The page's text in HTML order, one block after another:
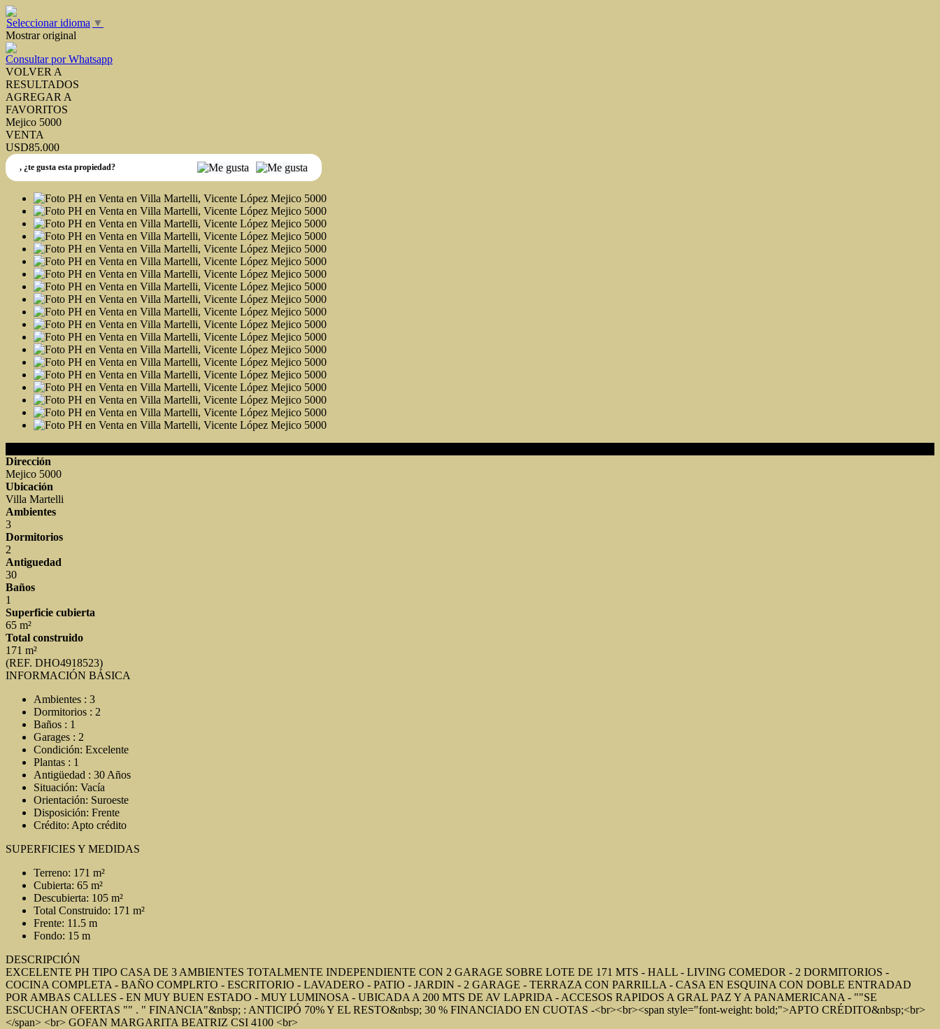
Seleccionar idioma ▼
Mostrar original
Consultar por Whatsapp
VOLVER A
RESULTADOS
AGREGAR A
FAVORITOS
Mejico 5000
VENTA
USD85.000
, ¿te gusta esta propiedad?
Dirección
Mejico 5000
Ubicación
Villa Martelli
Ambientes
3
Dormitorios
2
Antiguedad
30
Baños
1
Superficie cubierta
65 m²
Total construido
171 m²
(REF. DHO4918523)
INFORMACIÓN BÁSICA
Ambientes : 3
Dormitorios : 2
Baños : 1
Garages : 2
Condición: Excelente
Plantas : 1
Antigüedad : 30 Años
Situación: Vacía
Orientación: Suroeste
Disposición: Frente
Crédito: Apto crédito
SUPERFICIES Y MEDIDAS
Terreno: 171 m²
Cubierta: 65 m²
Descubierta: 105 m²
Total Construido: 171 m²
Frente: 11.5 m
Fondo: 15 m
DESCRIPCIÓN
EXCELENTE PH TIPO CASA DE 3 AMBIENTES TOTALMENTE INDEPENDIENTE CON 2 GARAGE SOBRE LOTE DE 171 MTS - HALL - LIVING COMEDOR - 2 DORMITORIOS -
COCINA COMPLETA - BAÑO COMPLRTO - ESCRITORIO - LAVADERO - PATIO - JARDIN - 2 GARAGE - TERRAZA CON PARRILLA - CASA EN ESQUINA CON DOBLE ENTRADAD
POR AMBAS CALLES - EN MUY BUEN ESTADO - MUY LUMINOSA - UBICADA A 200 MTS DE AV LAPRIDA - ACCESOS RAPIDOS A GRAL PAZ Y A PANAMERICANA - ""SE
ESCUCHAN OFERTAS "" . " FINANCIA"&nbsp; : ANTICIPÓ 70% Y EL RESTO&nbsp; 30 % FINANCIADO EN CUOTAS -<br><br><span style="font-weight: bold;">APTO CRÉDITO&nbsp;<br>
</span> <br> GOFAN MARGARITA BEATRIZ CSI 4100 <br>